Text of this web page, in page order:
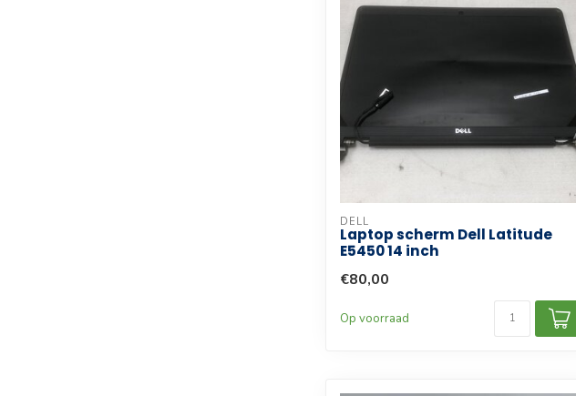
DELL
Laptop scherm Dell Latitude
E5450 14 inch
€80,00
Op voorraad